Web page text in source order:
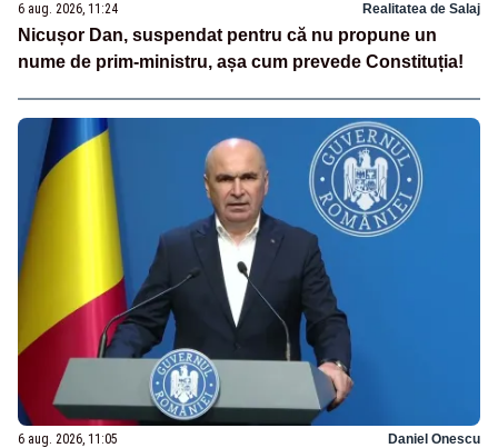
6 aug. 2026, 11:24 Realitatea de Salaj
Nicușor Dan, suspendat pentru că nu propune un
nume de prim-ministru, așa cum prevede Constituția!
6 aug. 2026, 11:05 Daniel Onescu